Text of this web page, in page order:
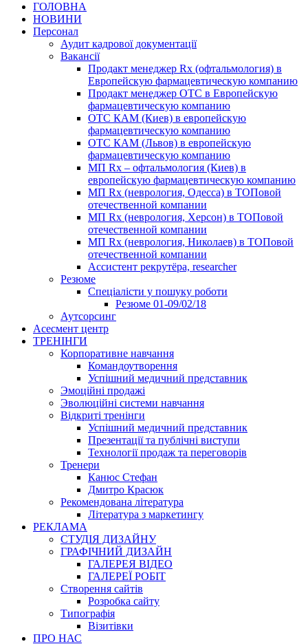
ГОЛОВНА
НОВИНИ
Персонал
Аудит кадрової документації
Вакансії
Продакт менеджер Rx (офтальмология) в
Европейскую фармацевтическую компанию
Продакт менеджер ОТС в Европейскую
фармацевтическую компанию
ОТС КАМ (Киев) в европейскую
фармацевтическую компанию
ОТС КАМ (Львов) в европейскую
фармацевтическую компанию
МП Rx – офтальмология (Киев) в
европейскую фармацевтическую компанию
МП Rx (неврология, Одесса) в ТОПовой
отечественной компании
МП Rx (неврология, Херсон) в ТОПовой
отечественной компании
МП Rx (неврология, Николаев) в ТОПовой
отечественной компании
Ассистент рекрутёра, researcher
Резюме
Cпеціалісти у пошуку роботи
Резюме 01-09/02/18
Аутсорсинг
Асесмент центр
ТРЕНІНГИ
Корпоративне навчання
Командоутворення
Успішний медичний представник
Эмоційні продажі
Эволюційні системи навчання
Відкриті тренінги
Успішний медичний представник
Презентації та публічні виступи
Технології продаж та переговорів
Тренери
Канюс Стефан
Дмитро Красюк
Рекомендована література
Література з маркетингу
РЕКЛАМА
СТУДІЯ ДИЗАЙНУ
ГРАФІЧНИЙ ДИЗАЙН
ГАЛЕРЕЯ ВІДЕО
ГАЛЕРЕЇ РОБІТ
Створення сайтів
Розробка сайту
Типографія
Візитівки
ПРО НАС